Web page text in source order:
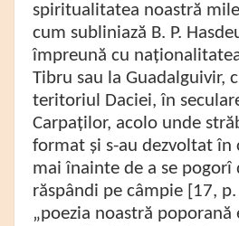
spiritualitatea noastră
cum subliniază B. P.
împreună cu
Tibru sau la Guadalguivir,
teritoriul Daciei, în
Carpaților, acolo unde
format și s-au dezvoltat în
mai înainte de a se pogorî
răspândi pe câmpie [17,
„poezia noastră poporană